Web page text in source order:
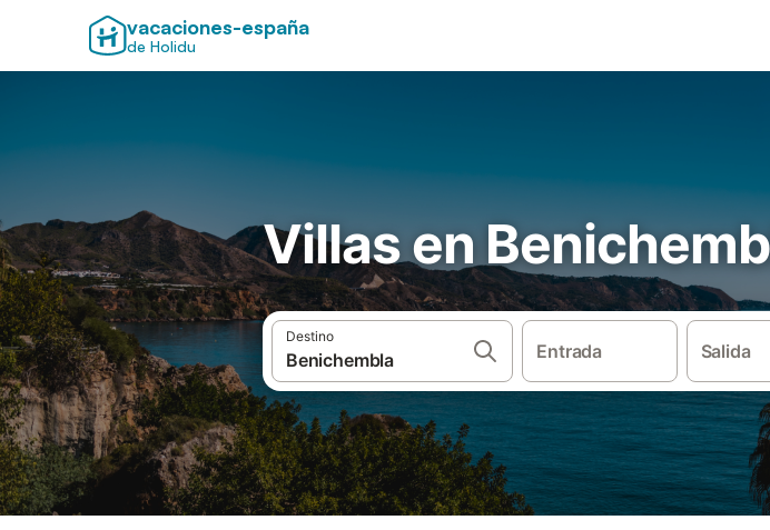
vacaciones-españa
de Holidu
Villas en
Destino
Entrada Salida